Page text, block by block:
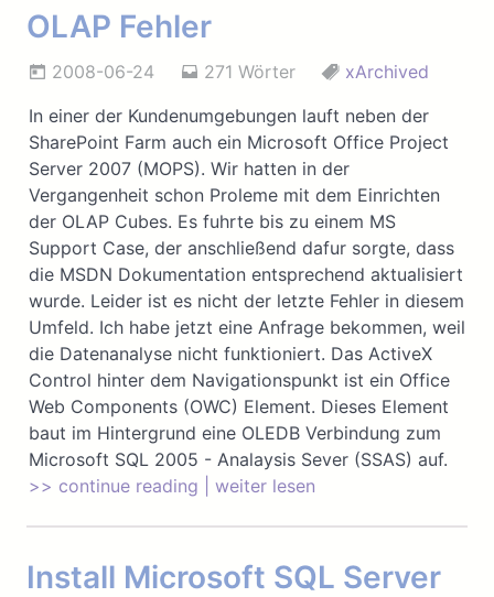
OLAP Fehler
2008-06-24 271 Wörter
xArchived
In einer der Kundenumgebungen lauft neben der
SharePoint Farm auch ein Microsoft Office Project
Server 2007 (MOPS). Wir hatten in der
Vergangenheit schon Proleme mit dem Einrichten
der OLAP Cubes. Es fuhrte bis zu einem MS
Support Case, der anschließend dafur sorgte, dass
die MSDN Dokumentation entsprechend aktualisiert
wurde. Leider ist es nicht der letzte Fehler in diesem
Umfeld. Ich habe jetzt eine Anfrage bekommen, weil
die Datenanalyse nicht funktioniert. Das ActiveX
Control hinter dem Navigationspunkt ist ein Office
Web Components (OWC) Element. Dieses Element
baut im Hintergrund eine OLEDB Verbindung zum
Microsoft SQL 2005 - Analaysis Sever (SSAS) auf.
>> continue reading | weiter lesen
Install Microsoft SQL Server